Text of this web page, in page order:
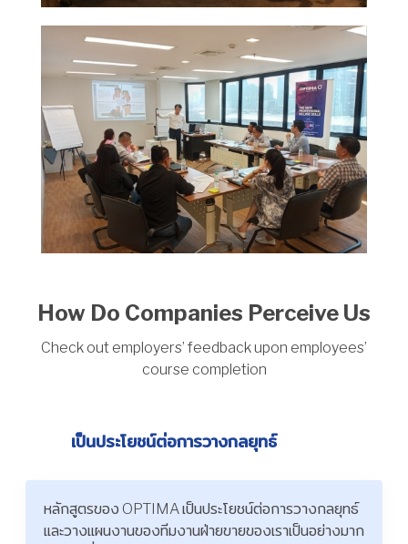
How Do Companies Perceive Us
Check out employers’ feedback upon employees’
course completion
เป็นประโยชน์ต่อการวางกลยุทธ์
หลักสูตรของ OPTIMA เป็นประโยชน์ต่อการวางกลยุทธ์
และวางแผนงานของทีมงานฝ่ายขายของเราเป็นอย่างมาก